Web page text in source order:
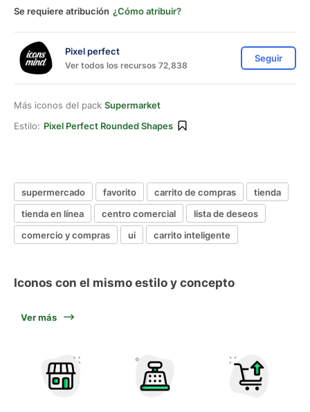
Se requiere atribución ¿Cómo atribuir?
Pixel perfect
Ver todos los recursos 72,838
Seguir
Más iconos del pack Supermarket
Estilo: Pixel Perfect Rounded Shapes
supermercado favorito carrito de compras
tienda
tienda en línea
centro comercial
lista de deseos
comercio y compras
ui carrito inteligente
Iconos con el mismo estilo y concepto
Ver más